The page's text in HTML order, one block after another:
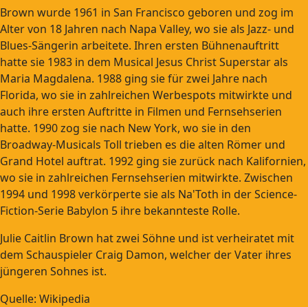
Brown wurde 1961 in San Francisco geboren und zog im
Alter von 18 Jahren nach Napa Valley, wo sie als Jazz- und
Blues-Sängerin arbeitete. Ihren ersten Bühnenauftritt
hatte sie 1983 in dem Musical Jesus Christ Superstar als
Maria Magdalena. 1988 ging sie für zwei Jahre nach
Florida, wo sie in zahlreichen Werbespots mitwirkte und
auch ihre ersten Auftritte in Filmen und Fernsehserien
hatte. 1990 zog sie nach New York, wo sie in den
Broadway-Musicals Toll trieben es die alten Römer und
Grand Hotel auftrat. 1992 ging sie zurück nach Kalifornien,
wo sie in zahlreichen Fernsehserien mitwirkte. Zwischen
1994 und 1998 verkörperte sie als Na'Toth in der Science-
Fiction-Serie Babylon 5 ihre bekannteste Rolle.
Julie Caitlin Brown hat zwei Söhne und ist verheiratet mit
dem Schauspieler Craig Damon, welcher der Vater ihres
jüngeren Sohnes ist.
Quelle: Wikipedia